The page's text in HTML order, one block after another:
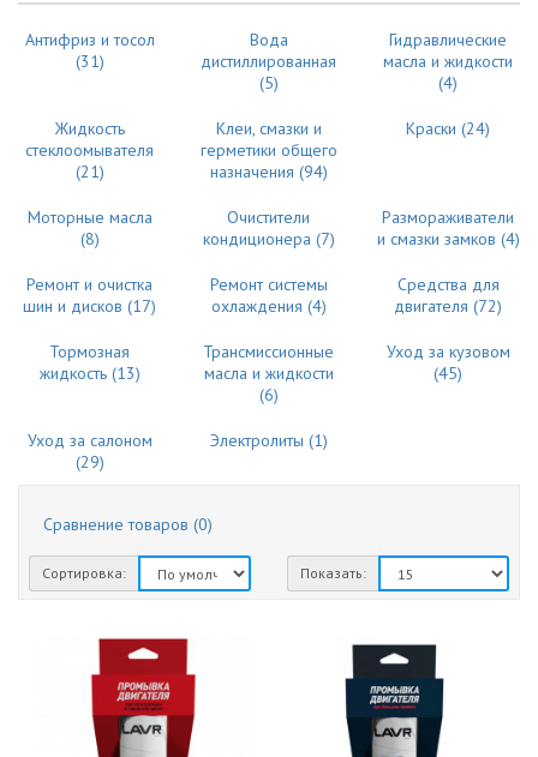
Антифриз и тосол
(31)
Вода
дистиллированная
(5)
Гидравлические
масла и жидкости
(4)
Жидкость
стеклоомывателя
(21)
Клеи, смазки и
герметики общего
назначения (94)
Краски (24)
Моторные масла
(8)
Очистители
кондиционера (7)
Размораживатели
и смазки замков (4)
Ремонт и очистка
шин и дисков (17)
Ремонт системы
охлаждения (4)
Средства для
двигателя (72)
Тормозная
жидкость (13)
Трансмиссионные
масла и жидкости
(6)
Уход за кузовом
(45)
Уход за салоном
(29)
Электролиты (1)
Сравнение товаров (0)
Сортировка: Показать: